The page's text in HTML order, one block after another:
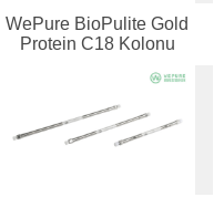
WePure BioPulite Gold
Protein C18 Kolonu